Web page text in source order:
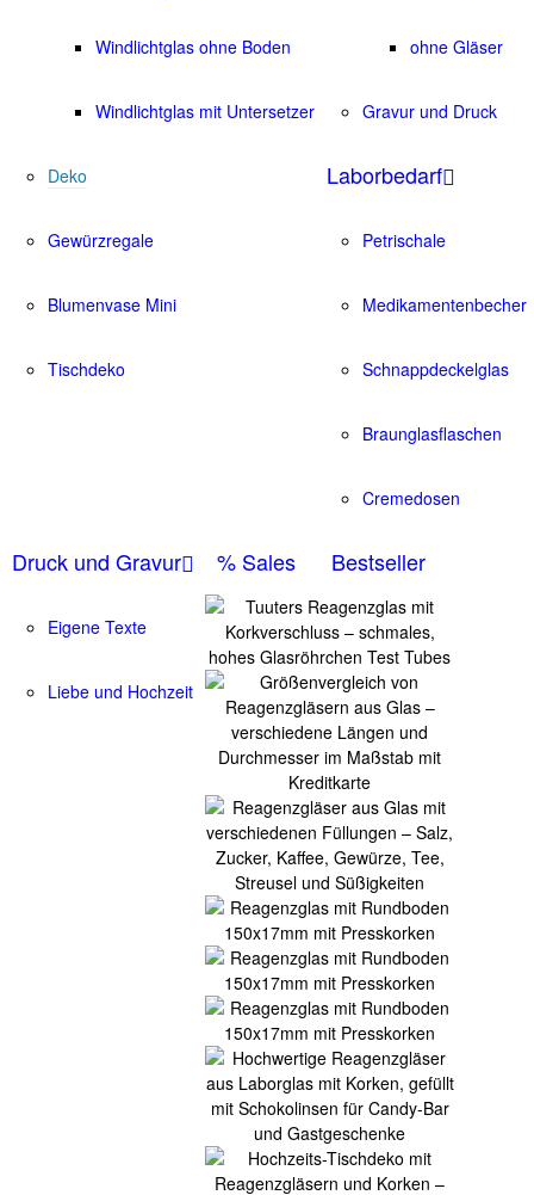
Windlichtglas ohne Boden
Windlichtglas mit Untersetzer
Deko
Gewürzregale
Blumenvase Mini
Tischdeko
ohne Gläser
Gravur und Druck
Laborbedarf
Petrischale
Medikamentenbecher
Schnappdeckelglas
Braunglasflaschen
Cremedosen
Druck und Gravur
Eigene Texte
Liebe und Hochzeit
% Sales Bestseller